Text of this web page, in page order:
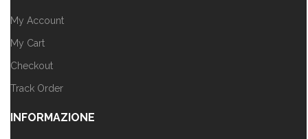
My Account
My Cart
Checkout
Track Order
INFORMAZIONE